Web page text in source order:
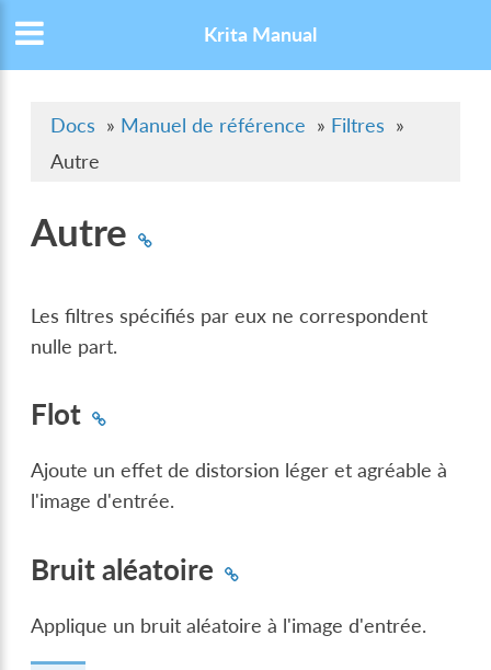
Krita Manual
Docs » Manuel de référence » Filtres »
Autre
Autre
Les filtres spécifiés par eux ne correspondent
nulle part.
Flot
Ajoute un effet de distorsion léger et agréable à
l'image d'entrée.
Bruit aléatoire
Applique un bruit aléatoire à l'image d'entrée.